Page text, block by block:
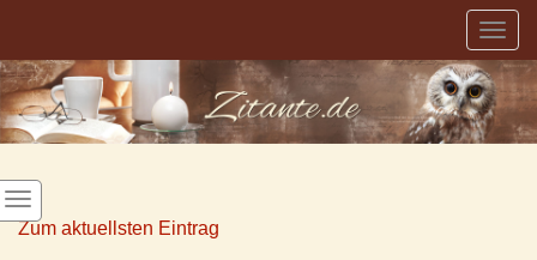
Zum aktuellsten Eintrag